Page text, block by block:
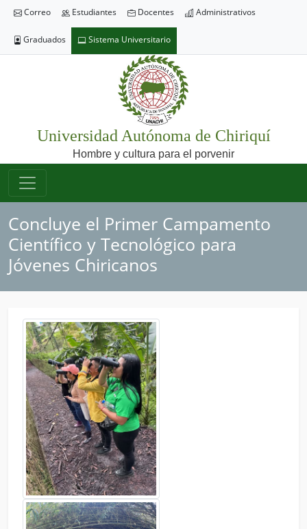
Correo Estudiantes Docentes Administrativos
Graduados Sistema Universitario
Universidad Autónoma de Chiriquí
Hombre y cultura para el porvenir
Concluye el Primer Campamento
Científico y Tecnológico para
Jóvenes Chiricanos